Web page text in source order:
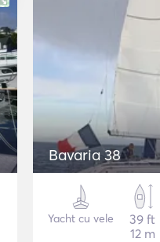
Bavaria 38
Yacht cu vele
39 ft
12 m